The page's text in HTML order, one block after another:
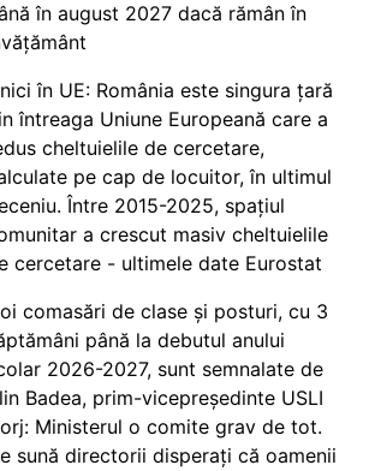
în august 2027 dacă rămân în
în UE: România este singura țară
întreaga Uniune Europeană care a
cheltuielile de cercetare,
pe cap de locuitor, în ultimul
Între 2015-2025, spațiul
a crescut masiv cheltuielile
cercetare - ultimele date Eurostat
comasări de clase și posturi, cu 3
până la debutul anului
2026-2027, sunt semnalate de
Badea, prim-vicepreședinte USLI
Ministerul o comite grav de tot.
sună directorii disperați că oamenii